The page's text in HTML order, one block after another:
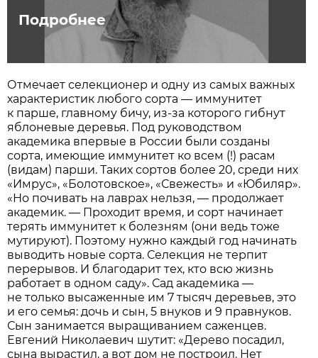
Подробнее
Отмечает селекционер и одну из самых важных
характеристик любого сорта — иммунитет
к парше, главному бичу, из-за которого гибнут
яблоневые деревья. Под руководством
академика впервые в России были созданы
сорта, имеющие иммунитет ко всем (!) расам
(видам) парши. Таких сортов более 20, среди них
«Имрус», «Болотовское», «Свежесть» и «Юбиляр».
«Но почивать на лаврах нельзя, — продолжает
академик. — Проходит время, и сорт начинает
терять иммунитет к болезням (они ведь тоже
мутируют). Поэтому нужно каждый год начинать
выводить новые сорта. Селекция не терпит
перерывов. И благодарит тех, кто всю жизнь
работает в одном саду». Сад академика —
не только высаженные им 7 тысяч деревьев, это
и его семья: дочь и сын, 5 внуков и 9 правнуков.
Сын занимается выращиванием саженцев.
Евгений Николаевич шутит: «Дерево посадил,
сына вырастил, а вот дом не построил. Нет